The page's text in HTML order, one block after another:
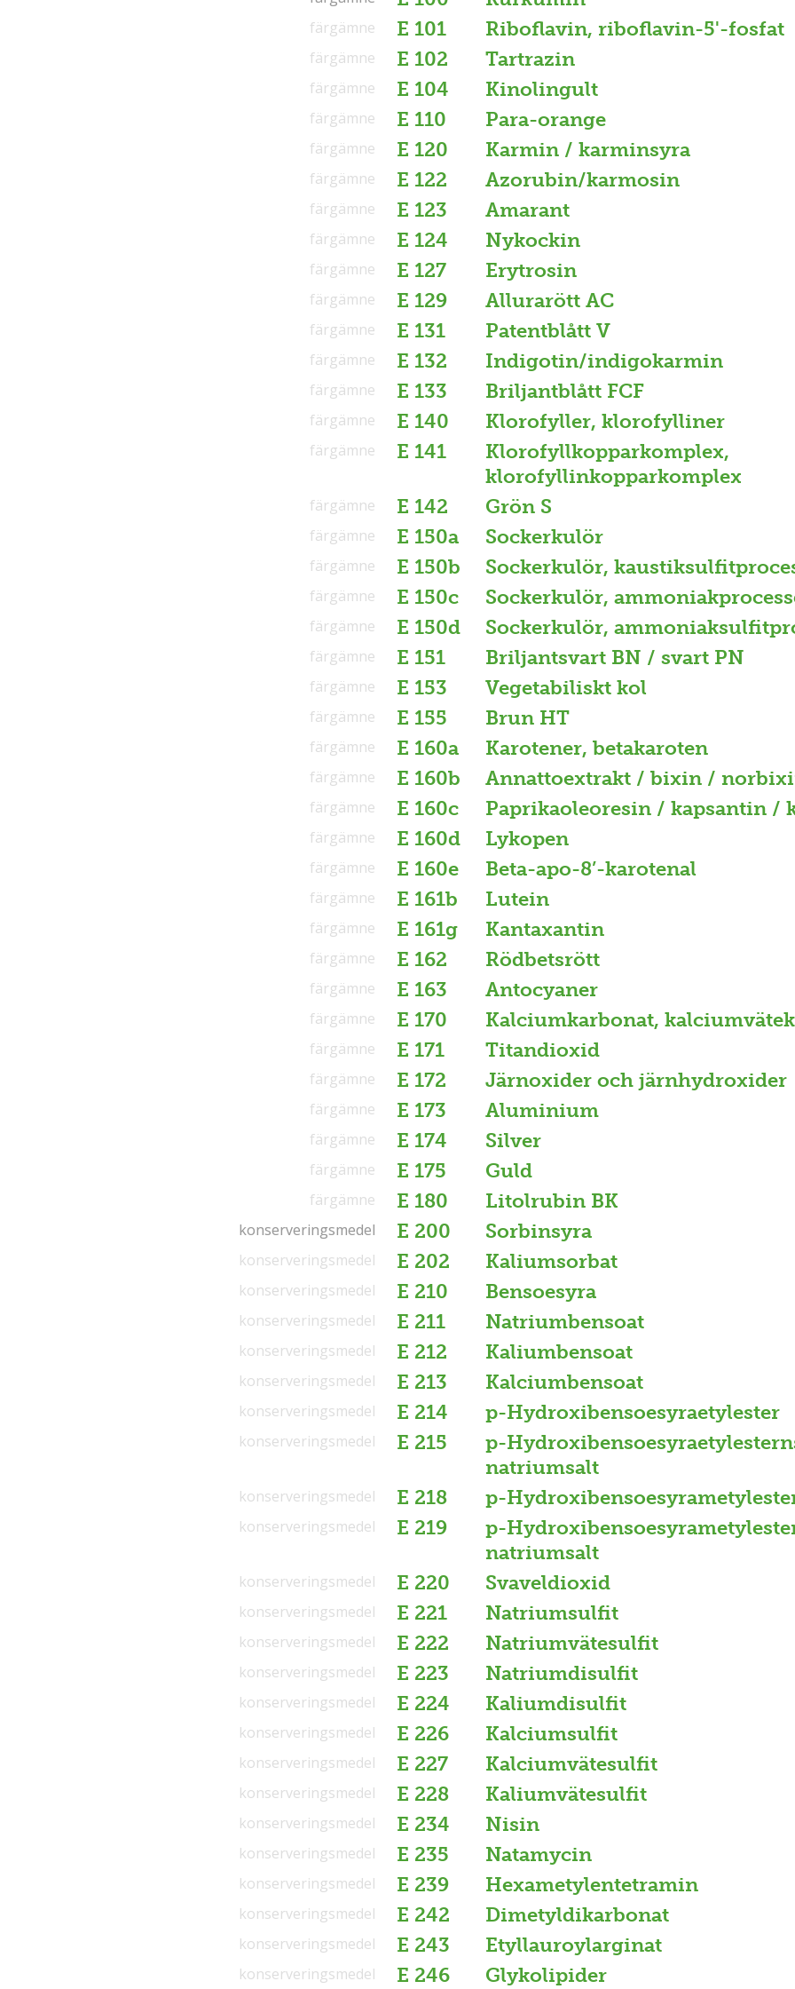
E 101 Riboflavin, riboflavin-5'-fosfat
färgämne
E 102 Tartrazin
färgämne
E 104 Kinolingult
färgämne
E 110 Para-orange
färgämne
E 120 Karmin / karminsyra
färgämne
E 122 Azorubin/karmosin
färgämne
E 123 Amarant
färgämne
E 124 Nykockin
färgämne
E 127 Erytrosin
färgämne
E 129 Allurarött AC
färgämne
E 131 Patentblått V
färgämne
E 132 Indigotin/indigokarmin
färgämne
E 133 Briljantblått FCF
färgämne
E 140 Klorofyller, klorofylliner
färgämne
E 141
Klorofyllkopparkomplex,
klorofyllinkopparkomplex
färgämne
E 142 Grön S
färgämne
E 150a Sockerkulör
färgämne
E 150b Sockerkulör,
färgämne
E 150c Sockerkulör,
färgämne
E 150d Sockerkulör,
färgämne
E 151 Briljantsvart BN / svart PN
färgämne
E 153 Vegetabiliskt kol
färgämne
E 155 Brun HT
färgämne
E 160a Karotener, betakaroten
färgämne
E 160b Annattoextrakt / bixin /
färgämne
E 160c Paprikaoleoresin / kapsantin /
färgämne
E 160d Lykopen
färgämne
E 160e Beta-apo-8’-karotenal
färgämne
E 161b Lutein
färgämne
E 161g Kantaxantin
färgämne
E 162 Rödbetsrött
färgämne
E 163 Antocyaner
färgämne
E 170 Kalciumkarbonat,
färgämne
E 171 Titandioxid
färgämne
E 172 Järnoxider och järnhydroxider
färgämne
E 173 Aluminium
färgämne
E 174 Silver
färgämne
E 175 Guld
färgämne
E 180 Litolrubin BK
färgämne
E 200 Sorbinsyra
konserveringsmedel
konserveringsmedel
E 202 Kaliumsorbat
konserveringsmedel
E 210 Bensoesyra
konserveringsmedel
E 211 Natriumbensoat
konserveringsmedel
E 212 Kaliumbensoat
konserveringsmedel
E 213 Kalciumbensoat
konserveringsmedel
E 214 p-Hydroxibensoesyraetylester
konserveringsmedel
E 215
p-
natriumsalt
konserveringsmedel
E 218 p-
konserveringsmedel
E 219
p-
natriumsalt
konserveringsmedel
E 220 Svaveldioxid
konserveringsmedel
E 221 Natriumsulfit
konserveringsmedel
E 222 Natriumvätesulfit
konserveringsmedel
E 223 Natriumdisulfit
konserveringsmedel
E 224 Kaliumdisulfit
konserveringsmedel
E 226 Kalciumsulfit
konserveringsmedel
E 227 Kalciumvätesulfit
konserveringsmedel
E 228 Kaliumvätesulfit
konserveringsmedel
E 234 Nisin
konserveringsmedel
E 235 Natamycin
konserveringsmedel
E 239 Hexametylentetramin
konserveringsmedel
E 242 Dimetyldikarbonat
konserveringsmedel
E 243 Etyllauroylarginat
konserveringsmedel
E 246 Glykolipider
konserveringsmedel